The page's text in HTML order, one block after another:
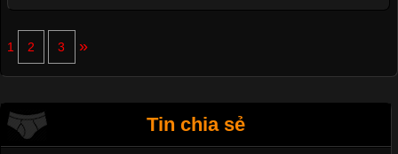
1 2 3 »
Tin chia sẻ